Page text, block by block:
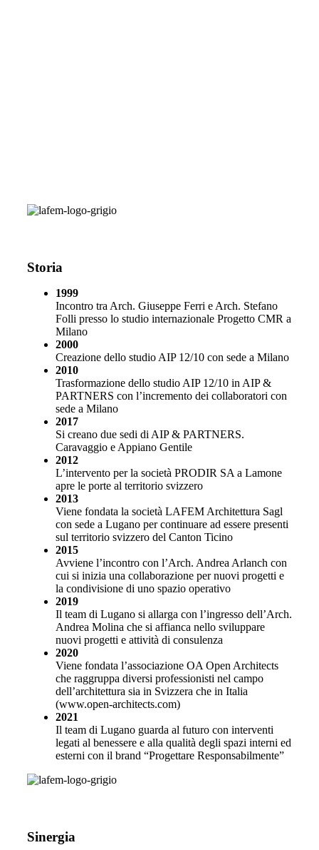
Storia
1999
Incontro tra Arch. Giuseppe Ferri e Arch. Stefano
Folli presso lo studio internazionale Progetto CMR a
Milano
2000
Creazione dello studio AIP 12/10 con sede a Milano
2010
Trasformazione dello studio AIP 12/10 in AIP &
PARTNERS con l’incremento dei collaboratori con
sede a Milano
2017
Si creano due sedi di AIP & PARTNERS.
Caravaggio e Appiano Gentile
2012
L’intervento per la società PRODIR SA a Lamone
apre le porte al territorio svizzero
2013
Viene fondata la società LAFEM Architettura Sagl
con sede a Lugano per continuare ad essere presenti
sul territorio svizzero del Canton Ticino
2015
Avviene l’incontro con l’Arch. Andrea Arlanch con
cui si inizia una collaborazione per nuovi progetti e
la condivisione di uno spazio operativo
2019
Il team di Lugano si allarga con l’ingresso dell’Arch.
Andrea Molina che si affianca nello sviluppare
nuovi progetti e attività di consulenza
2020
Viene fondata l’associazione OA Open Architects
che raggruppa diversi professionisti nel campo
dell’architettura sia in Svizzera che in Italia
(www.open-architects.com)
2021
Il team di Lugano guarda al futuro con interventi
legati al benessere e alla qualità degli spazi interni ed
esterni con il brand “Progettare Responsabilmente”
Sinergia